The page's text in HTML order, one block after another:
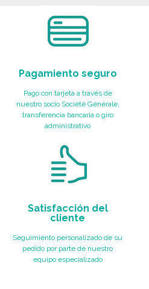
Pagamiento seguro
Pago con tarjeta a través de
nuestro socio Société Générale,
transferencia bancaria o giro
administrativo
Satisfacción del
cliente
Seguimiento personalizado de su
pedido por parte de nuestro
equipo especializado